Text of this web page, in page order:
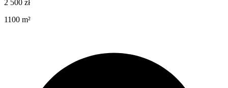
2 500 zł
1100 m²